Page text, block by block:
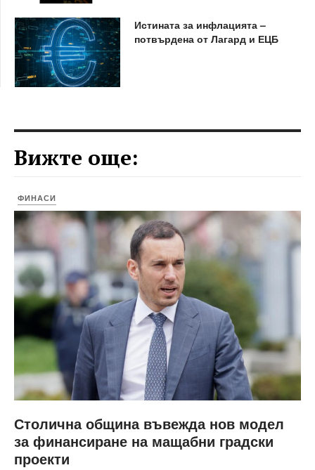
Истината за инфлацията –
потвърдена от Лагард и ЕЦБ
Вижте още:
ФИНАСИ
Столична община въвежда нов модел
за финансиране на мащабни градски
проекти